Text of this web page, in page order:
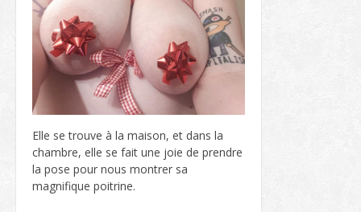
Elle se trouve à la maison, et dans la
chambre, elle se fait une joie de prendre
la pose pour nous montrer sa
magnifique poitrine.